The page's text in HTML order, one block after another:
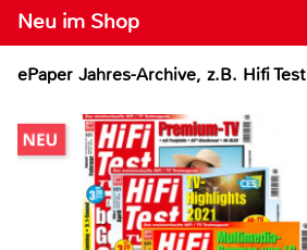
Neu im Shop
ePaper Jahres-Archive, z.B. Hifi Test